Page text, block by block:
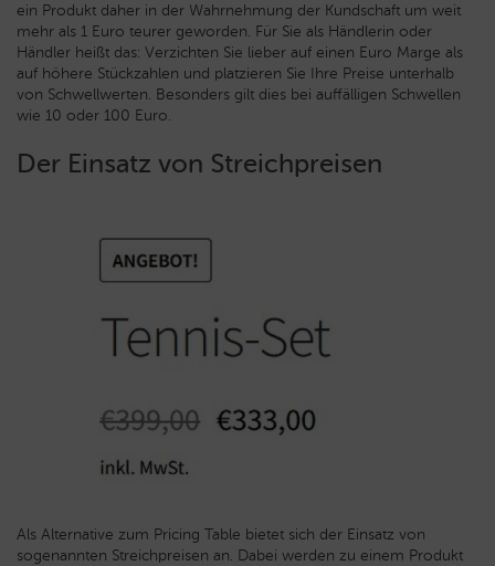
ein Produkt daher in der Wahrnehmung der Kundschaft um weit
mehr als 1 Euro teurer geworden. Für Sie als Händlerin oder
Händler heißt das: Verzichten Sie lieber auf einen Euro Marge als
auf höhere Stückzahlen und platzieren Sie Ihre Preise unterhalb
von Schwellwerten. Besonders gilt dies bei auffälligen Schwellen
wie 10 oder 100 Euro.
Der Einsatz von Streichpreisen
Als Alternative zum Pricing Table bietet sich der Einsatz von
sogenannten Streichpreisen an. Dabei werden zu einem Produkt